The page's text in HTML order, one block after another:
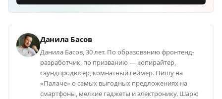
Данила Басов
Данила Басов, 30 лет. По образованию фронтенд-
разработчик, по призванию — копирайтер,
саундпродюсер, комнатный геймер. Пишу на
«Палаче» о самых выгодных предложениях на
смартфоны, мелкие гаджеты и электронику. Шарю